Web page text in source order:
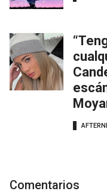
Comentarios